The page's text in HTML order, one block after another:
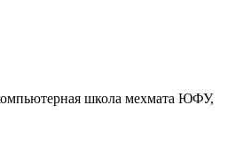
школа мехмата ЮФУ,